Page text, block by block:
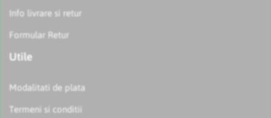
Info livrare si retur
Formular Retur
Utile
Modalitati de plata
Termeni si conditii